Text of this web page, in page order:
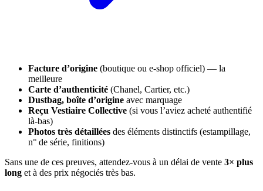
Facture d’origine (boutique ou e-shop officiel) — la
meilleure
Carte d’authenticité (Chanel, Cartier, etc.)
Dustbag, boîte d’origine avec marquage
Reçu Vestiaire Collective (si vous l’aviez acheté authentifié
là-bas)
Photos très détaillées des éléments distinctifs (estampillage,
n° de série, finitions)
Sans une de ces preuves, attendez-vous à un délai de vente 3× plus
long et à des prix négociés très bas.